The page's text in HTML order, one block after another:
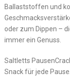
Ballaststoffen und
oder zum Dippen –
immer ein Genuss.
Saltletts
Snack für jede